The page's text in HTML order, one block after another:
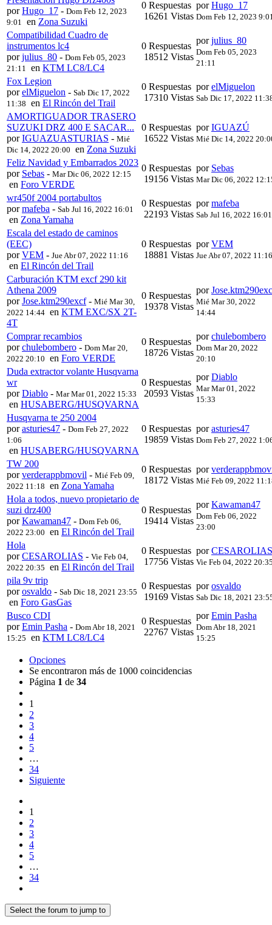
porHugo_17 - Dom Feb 12, 2023
9:01
en Zona Suzuki
0 Respuestas
16261 Vistas
porHugo_17
Dom Feb 12, 2023
Compatibilidad Cuadro de
instrumentos lc4
porjulius_80 - Dom Feb 05, 2023
21:11
en KTM LC8/LC4
0 Respuestas
18512 Vistas
porjulius_80
Dom Feb 05, 2023
21:11
Fox Legion
porelMiguelon - Sab Dic 17, 2022
11:38 en El Rincón del Trail
0 Respuestas
17310 Vistas
porelMiguelon
Sab Dic 17, 2022
AMORTIGUADOR TRASERO
SUZUKI DRZ 400 E SACAR...
porIGUAZUASTURIAS - Mié
Dic 14, 2022 20:00 en Zona Suzuki
0 Respuestas
16522 Vistas
porIGUAZÚ
Mié Dic 14, 2022
Feliz Navidad y Embarrados 2023
por Sebas - Mar Dic 06, 2022 12:15
en Foro VERDE
0 Respuestas
19156 Vistas
por Sebas
Mar Dic 06, 2022
wr450f 2004 portabultos
pormafeba - Sab Jul 16, 2022 16:01
en Zona Yamaha
0 Respuestas
22193 Vistas
pormafeba
Sab Jul 16, 2022 16:01
Escala del estado de caminos
(EEC)
porVEM - Jue Abr 07, 2022 11:16
en El Rincón del Trail
0 Respuestas
18881 Vistas
porVEM
Jue Abr 07, 2022 11:16
Carburación KTM excf 290 kit
Athena 2009
porJose.ktm290excf- Mié Mar 30,
2022 14:44 en KTM EXC/SX 2T-
4T
0 Respuestas
19378 Vistas
por
Mié Mar 30, 2022
14:44
Comprar recambios
porchulebombero - Dom Mar 20,
2022 20:10 en Foro VERDE
0 Respuestas
18726 Vistas
porchulebombero
Dom Mar 20, 2022
20:10
Duda extractor volante Husqvarna
wr
porDiablo - Mar Mar 01, 2022 15:33
en HUSABERG/HUSQVARNA
0 Respuestas
20593 Vistas
porDiablo
Mar Mar 01, 2022
15:33
Husqvarna te 250 2004
porasturies47 - Dom Feb 27, 2022
1:06
en HUSABERG/HUSQVARNA
0 Respuestas
19859 Vistas
porasturies47
Dom Feb 27, 2022
TW 200
porverderappbmovil - Mié Feb 09,
2022 11:18 en Zona Yamaha
0 Respuestas
18172 Vistas
por
Mié Feb 09, 2022
Hola a todos, nuevo propietario de
suzi drz400
porKawaman47 - Dom Feb 06,
2022 23:00 en El Rincón del Trail
0 Respuestas
19414 Vistas
porKawaman47
Dom Feb 06, 2022
23:00
Hola
porCESAROLIAS - Vie Feb 04,
2022 20:35 en El Rincón del Trail
0 Respuestas
17756 Vistas
porCESAROLIAS
Vie Feb 04, 2022
pila 9v trip
porosvaldo - Sab Dic 18, 2021 23:55
en Foro GasGas
0 Respuestas
19169 Vistas
porosvaldo
Sab Dic 18, 2021
Busco CDI
porEmin Pasha - Dom Abr 18, 2021
15:25 en KTM LC8/LC4
0 Respuestas
22767 Vistas
porEmin Pasha
Dom Abr 18, 2021
15:25
Opciones
Se encontraron más de 1000 coincidencias
Página 1 de 34
1
2
3
4
5
…
34
Siguiente
1
2
3
4
5
…
34
Select the forum to jump to